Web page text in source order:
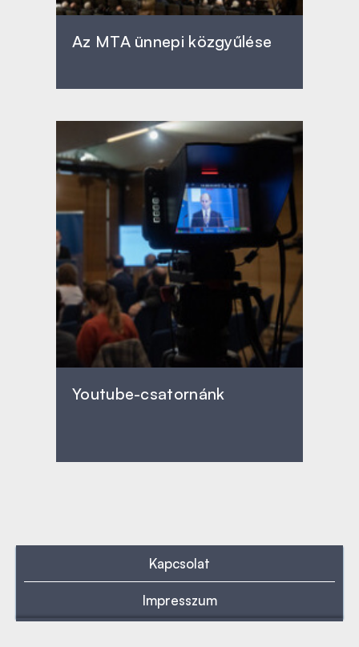
Az MTA ünnepi közgyűlése
Youtube-csatornánk
Kapcsolat
Impresszum